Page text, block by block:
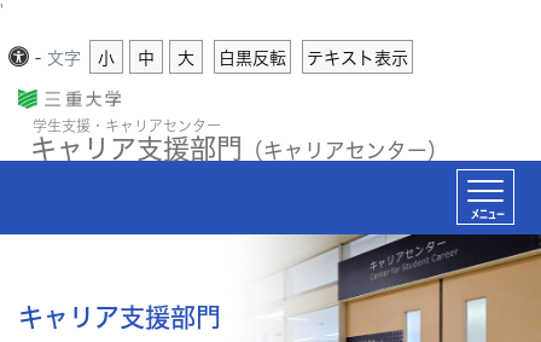
'
- 文字 小 中 大 白黒反転 テキスト表示
学生支援・キャリアセンター
キャリア支援部門 （キャリアセンター）
メニュー
キャリア支援部門